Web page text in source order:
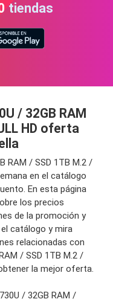
tiendas
/ 32GB RAM
HD oferta
RAM / SSD 1TB M.2 /
en el catálogo
En esta página
los precios
de la promoción y
catálogo y mira
relacionadas con
/ SSD 1TB M.2 /
la mejor oferta.
/ 32GB RAM /